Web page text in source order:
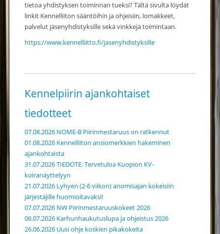
tietoa yhdistyksen toiminnan tueksi? Tältä sivulta löydät
linkit Kennelliiton sääntöihin ja ohjeisiin, lomakkeet,
palvelut jäsenyhdistyksille sekä vinkkejä toimintaan.
https://www.kennelliitto.fi/jasenyhdistyksille
Kennelpiirin ajankohtaiset
tiedotteet
07.08.2026 NOME-B Piirinmestaruus on ratkennut
01.08.2026 Kennelliiton ansiomerkkien hakeminen
ajankohtaista
31.07.2026 TIEDOTE: Tervetuloa Kuopion KV-
koiranäyttelyyn
21.07.2026 Lyhyen (2-6 viikon) anomisajan kokeisiin
järjestäjille huomioitavaksi!
07.07.2026 NW Piirinmestaruuskokeet 2026
06.07.2026 Karhunhaukutuslupa ja ohjeistus 2026
26.06.2026 Uusi ohje koskien pikakokeita